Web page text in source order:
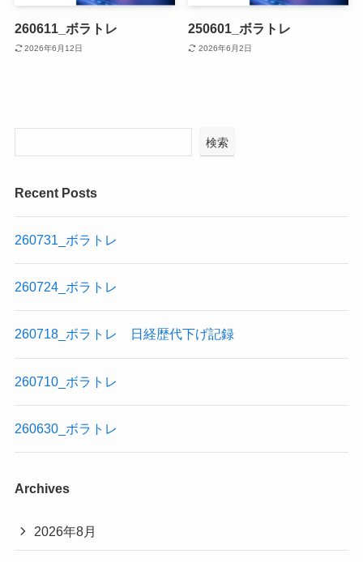
260611_ボラトレ
2026年6月12日
250601_ボラトレ
2026年6月2日
検索
Recent Posts
260731_ボラトレ
260724_ボラトレ
260718_ボラトレ 日経歴代下げ記録
260710_ボラトレ
260630_ボラトレ
Archives
2026年8月